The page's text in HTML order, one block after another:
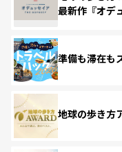
最新作『オデ
準備も滞在も
地球の歩き方